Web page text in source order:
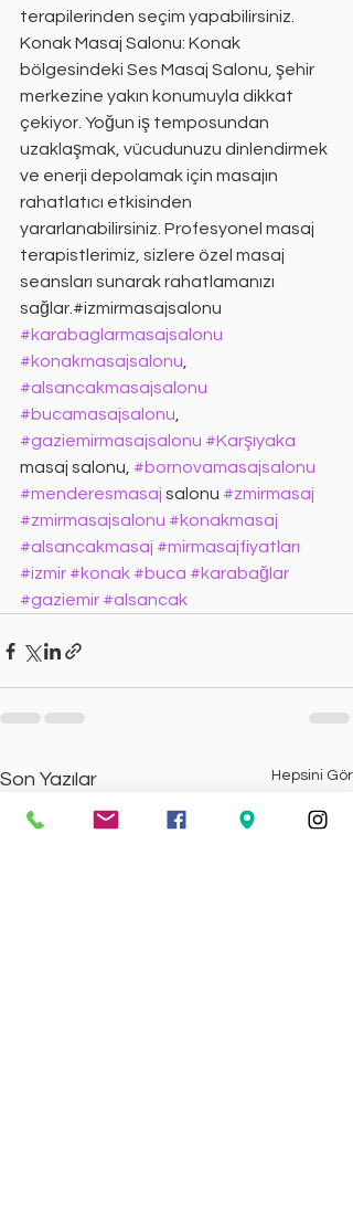
terapilerinden seçim yapabilirsiniz.
Konak Masaj Salonu: Konak
bölgesindeki Ses Masaj Salonu, şehir
merkezine yakın konumuyla dikkat
çekiyor. Yoğun iş temposundan
uzaklaşmak, vücudunuzu dinlendirmek
ve enerji depolamak için masajın
rahatlatıcı etkisinden
yararlanabilirsiniz. Profesyonel masaj
terapistlerimiz, sizlere özel masaj
seansları sunarak rahatlamanızı
sağlar.#izmirmasajsalonu
#karabaglarmasajsalonu
#konakmasajsalonu
#alsancakmasajsalonu
#bucamasajsalonu
#gaziemirmasajsalonu #Karşıyaka
masaj salonu, #bornovamasajsalonu
#menderesmasaj salonu #zmirmasaj
#zmirmasajsalonu #konakmasaj
#alsancakmasaj #mirmasajfiyatları
#izmir #konak #buca #karabağlar
#gaziemir #alsancak
Son Yazılar Hepsini Gör